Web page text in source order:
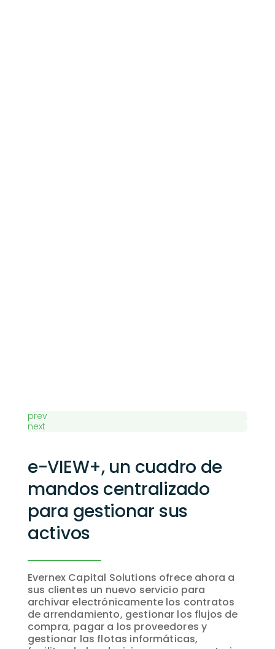
prev
next
e-VIEW+, un cuadro de
mandos centralizado
para gestionar sus
activos
Evernex Capital Solutions ofrece ahora a
sus clientes un nuevo servicio para
archivar electrónicamente los contratos
de arrendamiento, gestionar los flujos de
compra, pagar a los proveedores y
gestionar las flotas informáticas,